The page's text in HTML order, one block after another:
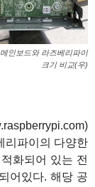
인보드와 라즈베리파이
크기 비교(우)
리파이의 다양한
화되어 있는 전
어있다. 해당 공